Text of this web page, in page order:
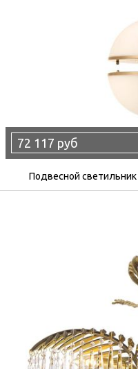
72 117 руб
Подвесной